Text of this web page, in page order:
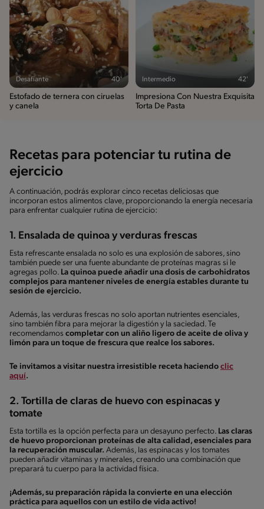
Desafiante 40'
Estofado de ternera con ciruelas
y canela
Intermedio 42'
Impresiona Con Nuestra Exquisita
Torta De Pasta
Recetas para potenciar tu rutina de
ejercicio
A continuación, podrás explorar cinco recetas deliciosas que
incorporan estos alimentos clave, proporcionando la energía necesaria
para enfrentar cualquier rutina de ejercicio:
1. Ensalada de quinoa y verduras frescas
Esta refrescante ensalada no solo es una explosión de sabores, sino
también puede ser una fuente abundante de proteínas magras si le
agregas pollo. La quinoa puede añadir una dosis de carbohidratos
complejos para mantener niveles de energía estables durante tu
sesión de ejercicio.
Además, las verduras frescas no solo aportan nutrientes esenciales,
sino también fibra para mejorar la digestión y la saciedad. Te
recomendamos completar con un aliño ligero de aceite de oliva y
limón para un toque de frescura que realce los sabores.
Te invitamos a visitar nuestra irresistible receta haciendo clic
aquí.
2. Tortilla de claras de huevo con espinacas y
tomate
Esta tortilla es la opción perfecta para un desayuno perfecto. Las claras
de huevo proporcionan proteínas de alta calidad, esenciales para
la recuperación muscular. Además, las espinacas y los tomates
pueden añadir vitaminas y minerales, creando una combinación que
preparará tu cuerpo para la actividad física.
¡Además, su preparación rápida la convierte en una elección
práctica para aquellos con un estilo de vida activo!